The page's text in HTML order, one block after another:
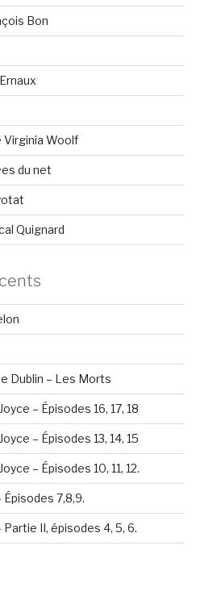
Bon
Virginia Woolf
du net
Quignard
Dublin – Les Morts
– Épisodes 16, 17, 18
– Épisodes 13, 14, 15
– Épisodes 10, 11, 12.
Épisodes 7,8,9.
Partie II, épisodes 4, 5, 6.